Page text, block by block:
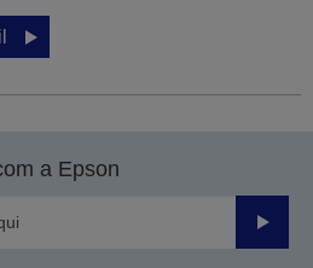
a Epson
Enviar